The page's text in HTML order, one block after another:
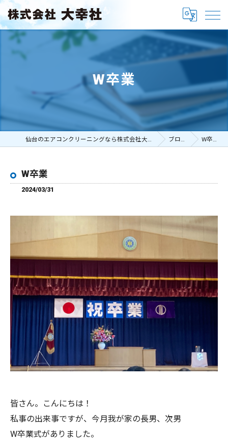
W卒業
仙台のエアコンクリーニングなら株式会社大幸社 ブログ W卒業
W卒業
2024/03/31
皆さん。こんにちは！
私事の出来事ですが、今月我が家の長男、次男
W卒業式がありました。